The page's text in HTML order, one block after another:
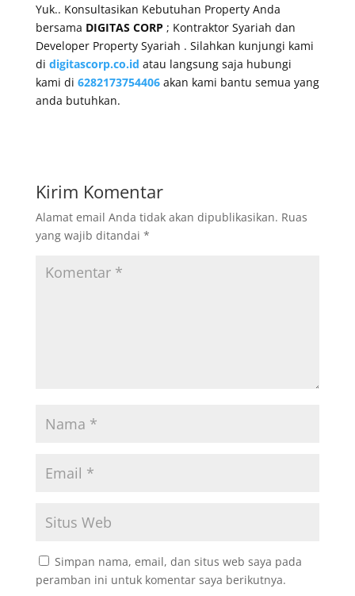
Yuk.. Konsultasikan Kebutuhan Property Anda
bersama DIGITAS CORP ; Kontraktor Syariah dan
Developer Property Syariah . Silahkan kunjungi kami
di digitascorp.co.id atau langsung saja hubungi
kami di 6282173754406 akan kami bantu semua yang
anda butuhkan.
Kirim Komentar
Alamat email Anda tidak akan dipublikasikan. Ruas
yang wajib ditandai *
Simpan nama, email, dan situs web saya pada
peramban ini untuk komentar saya berikutnya.